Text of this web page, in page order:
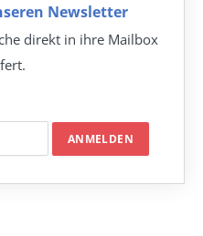
Newsletter
direkt in ihre Mailbox